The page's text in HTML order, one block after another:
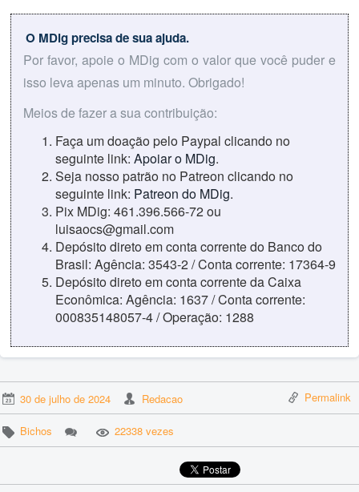
O MDig precisa de sua ajuda.
Por favor, apoie o MDig com o valor que você puder e
isso leva apenas um minuto. Obrigado!
Meios de fazer a sua contribuição:
Faça um doação pelo Paypal clicando no
seguinte link: Apoiar o MDig.
Seja nosso patrão no Patreon clicando no
seguinte link: Patreon do MDig.
Pix MDig: 461.396.566-72 ou
luisaocs@gmail.com
Depósito direto em conta corrente do Banco do
Brasil: Agência: 3543-2 / Conta corrente: 17364-9
Depósito direto em conta corrente da Caixa
Econômica: Agência: 1637 / Conta corrente:
000835148057-4 / Operação: 1288
30 de julho de 2024 Redacao Permalink
Bichos 22338 vezes